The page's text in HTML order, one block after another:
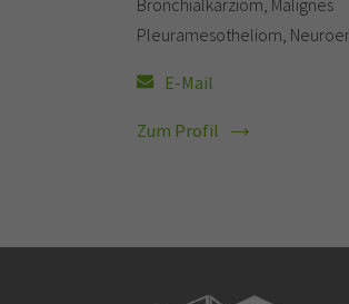
Bronchialkarziom, Malignes
Pleuramesotheliom,
E-Mail
Zum Profil